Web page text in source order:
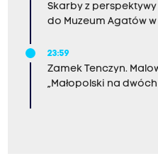
Skarby z
do Muzeum Agatów w
23:59
Zamek Tenczyn.
„Małopolski na dwóch